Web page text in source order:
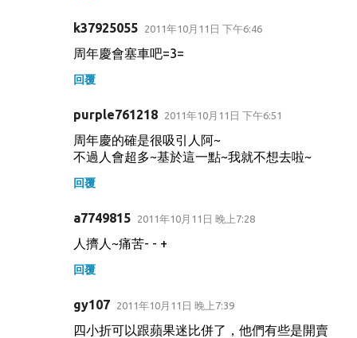
k37925055 2011年10月11日 下午6:46
周年慶會塞車吧=3=
回覆
purple761218 2011年10月11日 下午6:51
周年慶的確是很吸引人阿~
不過人會超多~基於這一點~我就不想去啦~
回覆
a7749815 2011年10月11日 晚上7:28
人擠人~痛苦- - +
回覆
gy107 2011年10月11日 晚上7:39
四小折可以跟蘋果迷比併了，他們有些是開賣